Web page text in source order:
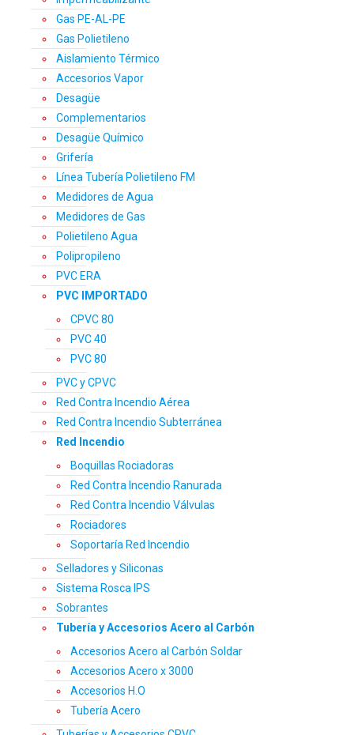
Gas PE-AL-PE
Gas Polietileno
Aislamiento Térmico
Accesorios Vapor
Desagüe
Complementarios
Desagüe Químico
Grifería
Línea Tubería Polietileno FM
Medidores de Agua
Medidores de Gas
Polietileno Agua
Polipropileno
PVC ERA
PVC IMPORTADO
CPVC 80
PVC 40
PVC 80
PVC y CPVC
Red Contra Incendio Aérea
Red Contra Incendio Subterránea
Red Incendio
Boquillas Rociadoras
Red Contra Incendio Ranurada
Red Contra Incendio Válvulas
Rociadores
Soportaría Red Incendio
Selladores y Siliconas
Sistema Rosca IPS
Sobrantes
Tubería y Accesorios Acero al Carbón
Accesorios Acero al Carbón Soldar
Accesorios Acero x 3000
Accesorios H.O
Tubería Acero